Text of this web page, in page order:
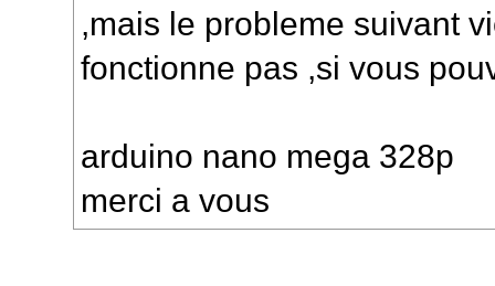
,mais le probleme suivant
fonctionne pas ,si vous
arduino nano mega 328p
merci a vous